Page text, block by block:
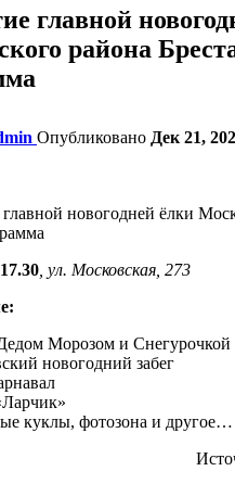
главной
района
Опубликовано Дек 21,
, ул. Московская, 273
Морозом и Снегурочкой
новогодний забег
куклы, фотозона и другое…